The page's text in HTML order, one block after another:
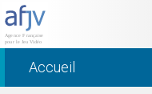
Accueil